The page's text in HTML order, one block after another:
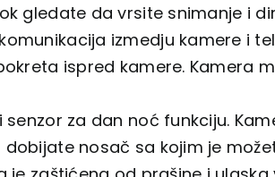
gledate da vrsite snimanje i
izmedju kamere i
ispred kamere. Kamera
za dan noć funkciju.
dobijate nosač sa kojim je